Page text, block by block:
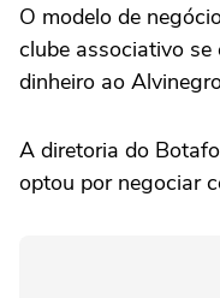
O modelo de
clube associativo
dinheiro ao
A diretoria do
optou por negociar